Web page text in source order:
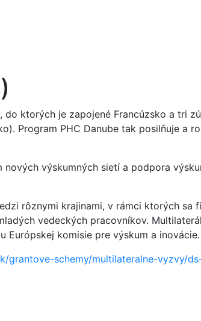
ktorých je zapojené Francúzsko a tri
Program PHC Danube tak posilňuje a
výskumných sietí a podpora
rôznymi krajinami, v rámci ktorých sa
vedeckých pracovníkov.
komisie pre výskum a inovácie.
grantove-schemy/multilateralne-vyzvy/